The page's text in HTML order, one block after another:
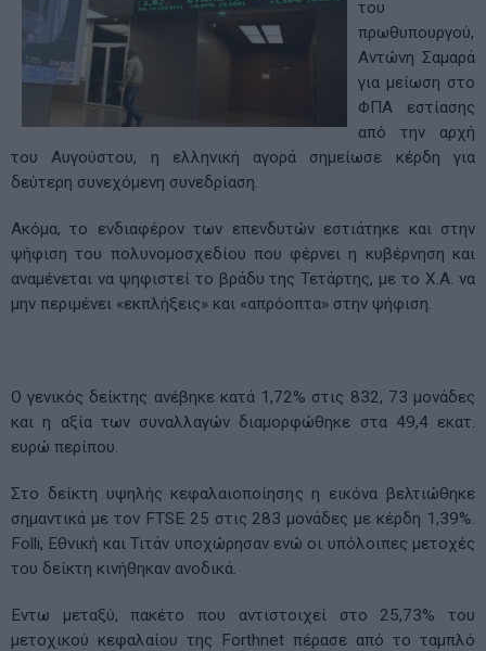
του
πρωθυπουργού,
Αντώνη Σαμαρά
για μείωση στο
ΦΠΑ εστίασης
από την αρχή
του Αυγούστου, η ελληνική αγορά σημείωσε κέρδη για
δεύτερη συνεχόμενη συνεδρίαση.
Ακόμα, το ενδιαφέρον των επενδυτών εστιάτηκε και στην
ψήφιση του πολυνομοσχεδίου που φέρνει η κυβέρνηση και
αναμένεται να ψηφιστεί το βράδυ της Τετάρτης, με το Χ.Α. να
μην περιμένει «εκπλήξεις» και «απρόοπτα» στην ψήφιση.
Ο γενικός δείκτης ανέβηκε κατά 1,72% στις 832, 73 μονάδες
και η αξία των συναλλαγών διαμορφώθηκε στα 49,4 εκατ.
ευρώ περίπου.
Στο δείκτη υψηλής κεφαλαιοποίησης η εικόνα βελτιώθηκε
σημαντικά με τον FTSE 25 στις 283 μονάδες με κέρδη 1,39%.
Folli, Εθνική και Τιτάν υποχώρησαν ενώ οι υπόλοιπες μετοχές
του δείκτη κινήθηκαν ανοδικά.
Εντω μεταξύ, πακέτο που αντιστοιχεί στο 25,73% του
μετοχικού κεφαλαίου της Forthnet πέρασε από το ταμπλό